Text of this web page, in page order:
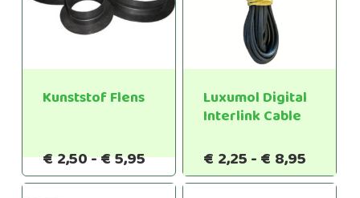
Kunststof Flens
€2,50-€5,95Prijsklasse:
€2,50
Luxumol Digital
Interlink Cable
€ 2,25-€ 8,95
€2,25